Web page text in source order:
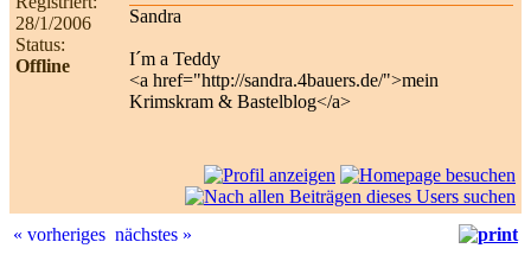
28/1/2006
Status:
Offline
Sandra
I´m a Teddy
<a href="http://sandra.4bauers.de/">mein
Krimskram & Bastelblog</a>
« vorheriges nächstes »